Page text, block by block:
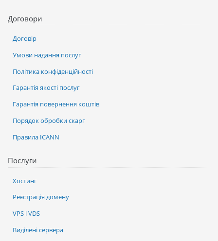
Послуги
Хостинг
Реєстрація домену
VPS і VDS
Виділені сервера
Договори
Договір
Умови надання послуг
Політика конфіденційності
Гарантія якості послуг
Гарантія повернення коштів
Порядок обробки скарг
Правила ICANN